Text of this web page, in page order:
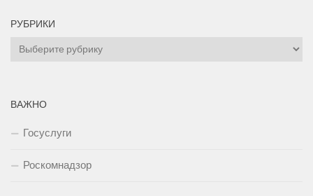
РУБРИКИ
Рубрики
ВАЖНО
Госуслуги
Роскомнадзор